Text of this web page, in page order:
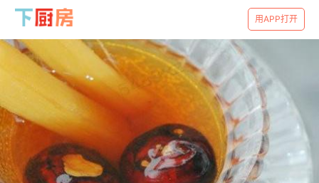
用APP打开